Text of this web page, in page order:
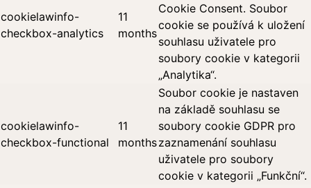
cookielawinfo-
checkbox-analytics
11
months
Cookie Consent. Soubor
cookie se používá k uložení
souhlasu uživatele pro
soubory cookie v kategorii
„Analytika“.
cookielawinfo-
checkbox-functional
11
months
Soubor cookie je nastaven
na základě souhlasu se
soubory cookie GDPR pro
zaznamenání souhlasu
uživatele pro soubory
cookie v kategorii „Funkční“.